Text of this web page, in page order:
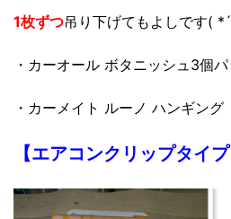
1枚ずつ吊り下げてもよしです(
・カーオール ボタニッシュ3個
・カーメイト ルーノ ハンギン
【エアコンクリップタイプ